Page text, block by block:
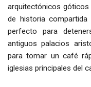
arquitectónicos góticos
de historia
perfecto para
antiguos palacios
para tomar un café
iglesias principales del